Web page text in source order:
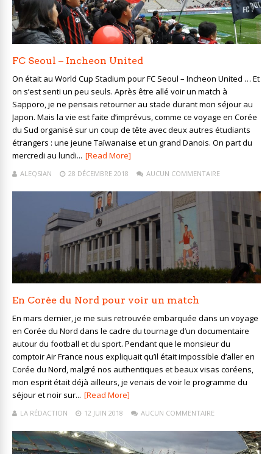
FC Seoul – Incheon United
On était au World Cup Stadium pour FC Seoul – Incheon United … Et
on s’est senti un peu seuls. Après être allé voir un match à
Sapporo, je ne pensais retourner au stade durant mon séjour au
Japon. Mais la vie est faite d’imprévus, comme ce voyage en Corée
du Sud organisé sur un coup de tête avec deux autres étudiants
étrangers : une jeune Taïwanaise et un grand Danois. On part du
mercredi au lundi... [Read More]
ALEQSIAN 28 DÉCEMBRE 2018 AUCUN COMMENTAIRE
En Corée du Nord pour voir un match
En mars dernier, je me suis retrouvée embarquée dans un voyage
en Corée du Nord dans le cadre du tournage d’un documentaire
autour du football et du sport. Pendant que le monsieur du
comptoir Air France nous expliquait qu’il était impossible d’aller en
Corée du Nord, malgré nos authentiques et beaux visas coréens,
mon esprit était déjà ailleurs, je venais de voir le programme du
séjour et noir sur... [Read More]
LA RÉDACTION 12 JUIN 2018 AUCUN COMMENTAIRE